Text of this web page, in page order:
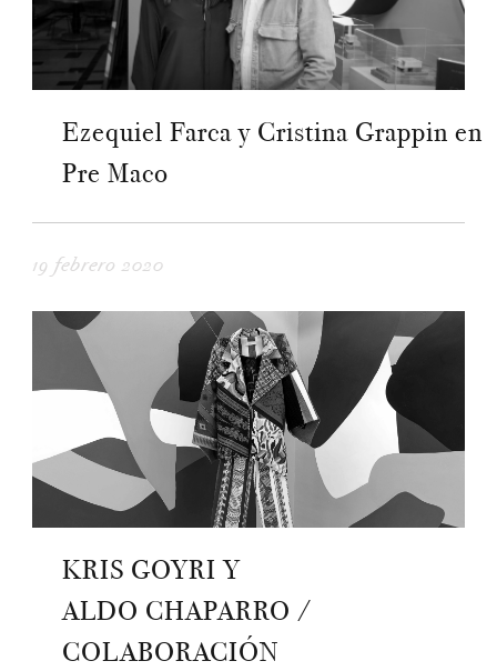
Ezequiel Farca y Cristina Grappin en
Pre Maco
19 febrero 2020
KRIS GOYRI Y
ALDO CHAPARRO /
COLABORACIÓN